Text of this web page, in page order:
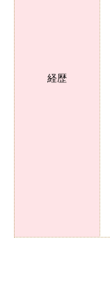
経歴